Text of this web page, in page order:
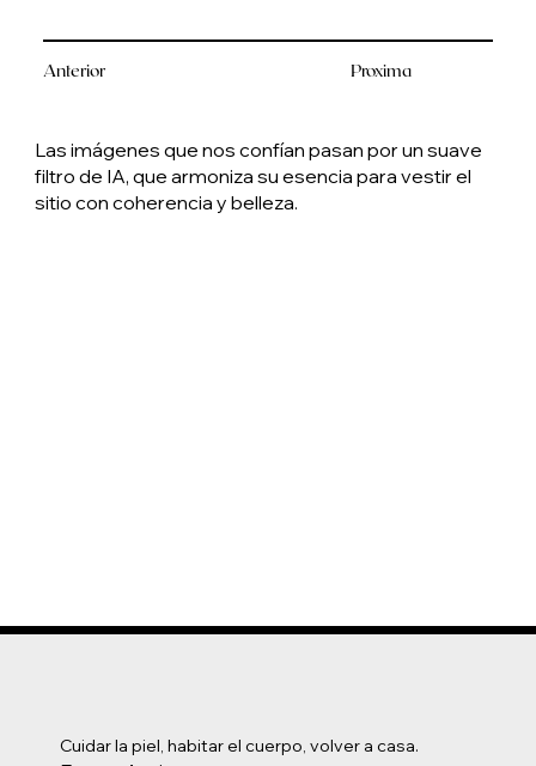
Anterior Proxima
Las imágenes que nos confían pasan por un suave
filtro de IA, que armoniza su esencia para vestir el
sitio con coherencia y belleza.
Cuidar la piel, habitar el cuerpo, volver a casa.